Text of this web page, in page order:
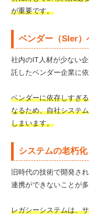
が重要です。
ベンダー（SIer）
社内のIT人材が少ない
託したベンダー企業に
ベンダーに依存しすぎ
なるため、自社システ
しまいます。
システムの老朽化
旧時代の技術で開発さ
連携ができないことが
レガシーシステムは、